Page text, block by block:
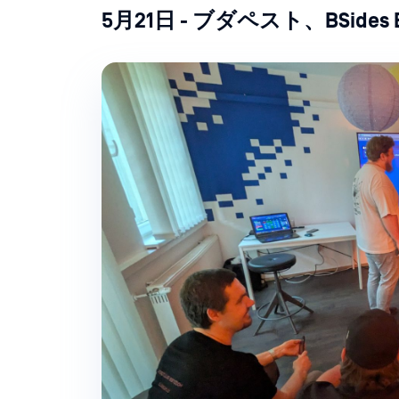
5月21日 - ブダペスト、BSides